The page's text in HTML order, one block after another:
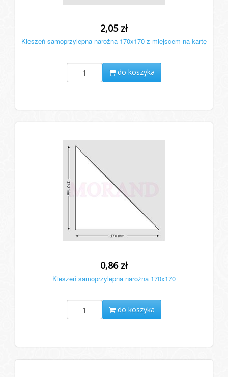
2,05 zł
Kieszeń samoprzylepna narożna 170x170 z miejscem na kartę
do koszyka
0,86 zł
Kieszeń samoprzylepna narożna 170x170
do koszyka